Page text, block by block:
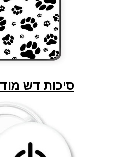
סיכות דש